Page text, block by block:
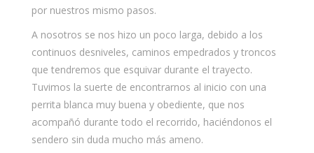
por nuestros mismo pasos.
A nosotros se nos hizo un poco larga, debido a los
continuos desniveles, caminos empedrados y troncos
que tendremos que esquivar durante el trayecto.
Tuvimos la suerte de encontrarnos al inicio con una
perrita blanca muy buena y obediente, que nos
acompañó durante todo el recorrido, haciéndonos el
sendero sin duda mucho más ameno.